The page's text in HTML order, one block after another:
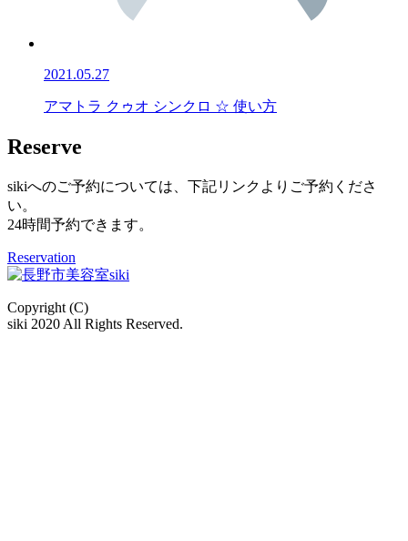
2021.05.27
アマトラ クゥオ シンクロ ☆ 使い方
Reserve
sikiへのご予約については、下記リンクよりご予約くださ
い。
24時間予約できます。
Reservation
Copyright (C)
siki 2020 All Rights Reserved.